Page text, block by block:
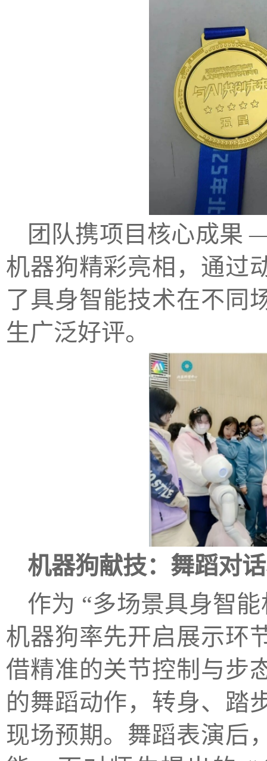
团队携项目核心成果
机器狗精彩亮相，通过
了具身智能技术在不同
生广泛好评。
机器狗献技：舞蹈对
作为 “多场景具身智
机器狗率先开启展示环
借精准的关节控制与步
的舞蹈动作，转身、踏
现场预期。舞蹈表演后